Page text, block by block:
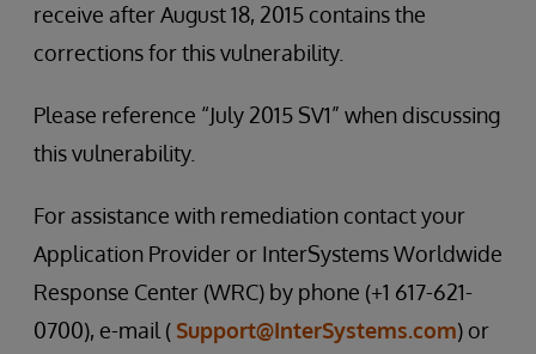
receive after August 18, 2015 contains the
corrections for this vulnerability.
Please reference “July 2015 SV1” when discussing
this vulnerability.
For assistance with remediation contact your
Application Provider or InterSystems Worldwide
Response Center (WRC) by phone (+1 617-621-
0700), e-mail ( Support@InterSystems.com) or